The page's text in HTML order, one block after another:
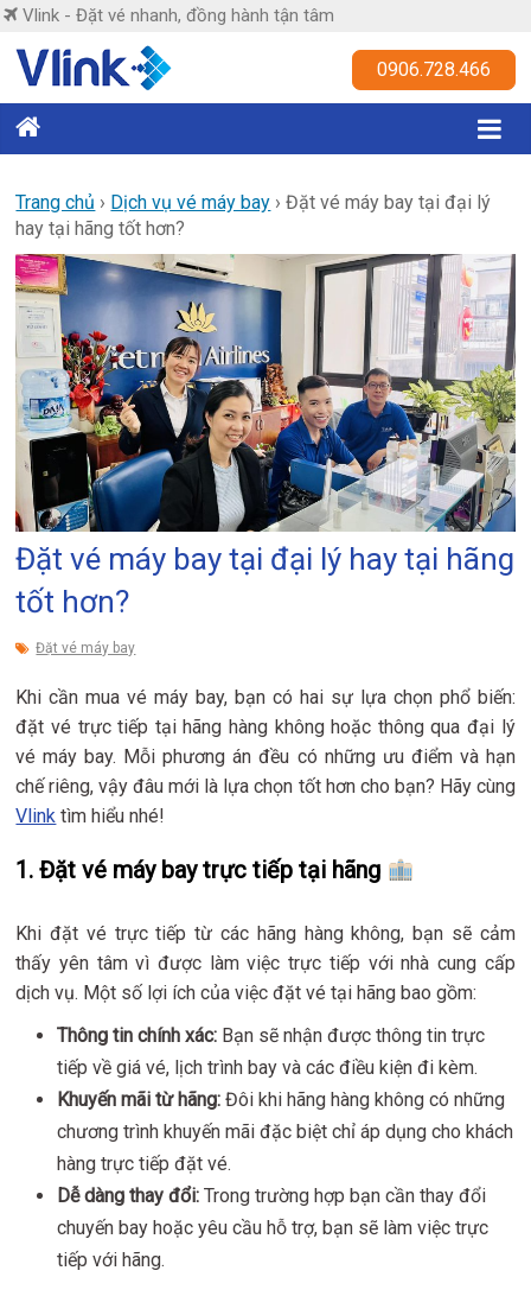
Skip
content
Vlink - Đặt vé nhanh, đồng hành tận tâm
Vlink
nhanh,
đồng
hành
tận
tâm
0906.728.466
Trang chủ › Dịch vụ vé máy bay ›Đặt vé máy bay tại đại lý
hay tại hãng tốt hơn?
Đặt vé máy bay tại đại lý hay tại hãng
tốt hơn?
Đặt vé máy bay
Khi cần mua vé máy bay, bạn có hai sự lựa chọn phổ biến:
đặt vé trực tiếp tại hãng hàng không hoặc thông qua đại lý
vé máy bay. Mỗi phương án đều có những ưu điểm và hạn
chế riêng, vậy đâu mới là lựa chọn tốt hơn cho bạn? Hãy cùng
Vlink tìm hiểu nhé!
1.Đặt vé máy bay trực tiếp tại hãng
Khi đặt vé trực tiếp từ các hãng hàng không, bạn sẽ cảm
thấy yên tâm vì được làm việc trực tiếp với nhà cung cấp
dịch vụ. Một số lợi ích của việc đặt vé tại hãng bao gồm:
Thông tin chính xác: Bạn sẽ nhận được thông tin trực
tiếp về giá vé, lịch trình bay và các điều kiện đi kèm.
Khuyến mãi từ hãng: Đôi khi hãng hàng không có những
chương trình khuyến mãi đặc biệt chỉ áp dụng cho khách
hàng trực tiếp đặt vé.
Dễ dàng thay đổi: Trong trường hợp bạn cần thay đổi
chuyến bay hoặc yêu cầu hỗ trợ, bạn sẽ làm việc trực
tiếp với hãng.